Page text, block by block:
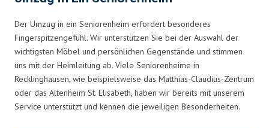
Der Umzug in ein Seniorenheim erfordert besonderes
Fingerspitzengefühl. Wir unterstützen Sie bei der Auswahl der
wichtigsten Möbel und persönlichen Gegenstände und stimmen
uns mit der Heimleitung ab. Viele Seniorenheime in
Recklinghausen, wie beispielsweise das Matthias-Claudius-Zentrum
oder das Altenheim St. Elisabeth, haben wir bereits mit unserem
Service unterstützt und kennen die jeweiligen Besonderheiten.